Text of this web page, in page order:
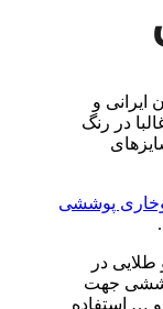
ایرانی و
در رنگ
پوششی
در
جهت
… استفاده